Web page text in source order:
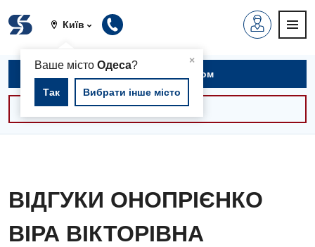
Київ
×
Ваше містоОдеса?
Так Вибрати інше місто
Записатися на прийом
Консультації -30%
ВІДГУКИ ОНОПРІЄНКО
ВІРА ВІКТОРІВНА